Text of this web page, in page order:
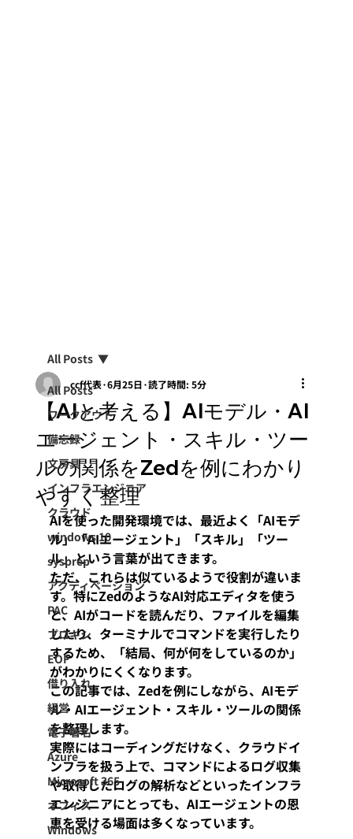
All Posts
ワークアウト
備忘録
文房具
インフラエンジニア
クラウド
windows 10
sysprep
アクティベーション
PAC
プロキシ
EOF
借り入れ
経営
電子署名
Azure
Microsoft 365
オフィス
Windows
All Posts
【AIと考える】AIモデル・AI
エージェント・スキル・ツー
ルの関係をZedを例にわかり
やすく整理
ccf代表 6月25日 読了時間: 5分
AIを使った開発環境では、最近よく「AIモデ
ル」「AIエージェント」「スキル」「ツー
ル」という言葉が出てきます。
ただ、これらは似ているようで役割が違いま
す。特にZedのようなAI対応エディタを使う
と、AIがコードを読んだり、ファイルを編集
したり、ターミナルでコマンドを実行したり
するため、「結局、何が何をしているのか」
がわかりにくくなります。
この記事では、Zedを例にしながら、AIモデ
ル・AIエージェント・スキル・ツールの関係
を整理します。
実際にはコーディングだけなく、クラウドイ
ンフラを扱う上で、コマンドによるログ収集
や取得したログの解析などといったインフラ
エンジニアにとっても、AIエージェントの恩
恵を受ける場面は多くなっています。